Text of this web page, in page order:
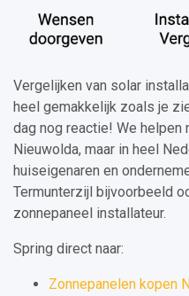
Vergelijken van solar
heel gemakkelijk zoals je
dag nog reactie! We helpen
Nieuwolda, maar in heel
huiseigenaren en
Termunterzijl bijvoorbeeld
zonnepaneel installateur.
Spring direct naar:
Zonnepanelen kopen